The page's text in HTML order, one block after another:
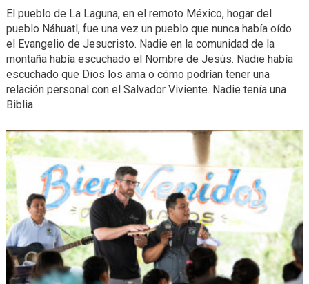
El pueblo de La Laguna, en el remoto México, hogar del
pueblo Náhuatl, fue una vez un pueblo que nunca había oído
el Evangelio de Jesucristo. Nadie en la comunidad de la
montaña había escuchado el Nombre de Jesús. Nadie había
escuchado que Dios los ama o cómo podrían tener una
relación personal con el Salvador Viviente. Nadie tenía una
Biblia.